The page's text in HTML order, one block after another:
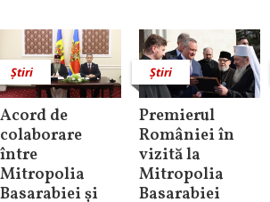
Știri
Acord de
colaborare
între
Mitropolia
Basarabiei și
Știri
Premierul
României în
vizită la
Mitropolia
Basarabiei